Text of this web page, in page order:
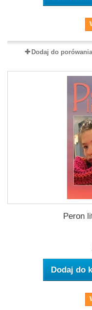
Dodaj do porówania
Peron
Dodaj do